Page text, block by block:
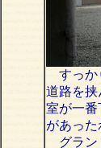
すっか
道路を挟
室が一番
があった
グラン